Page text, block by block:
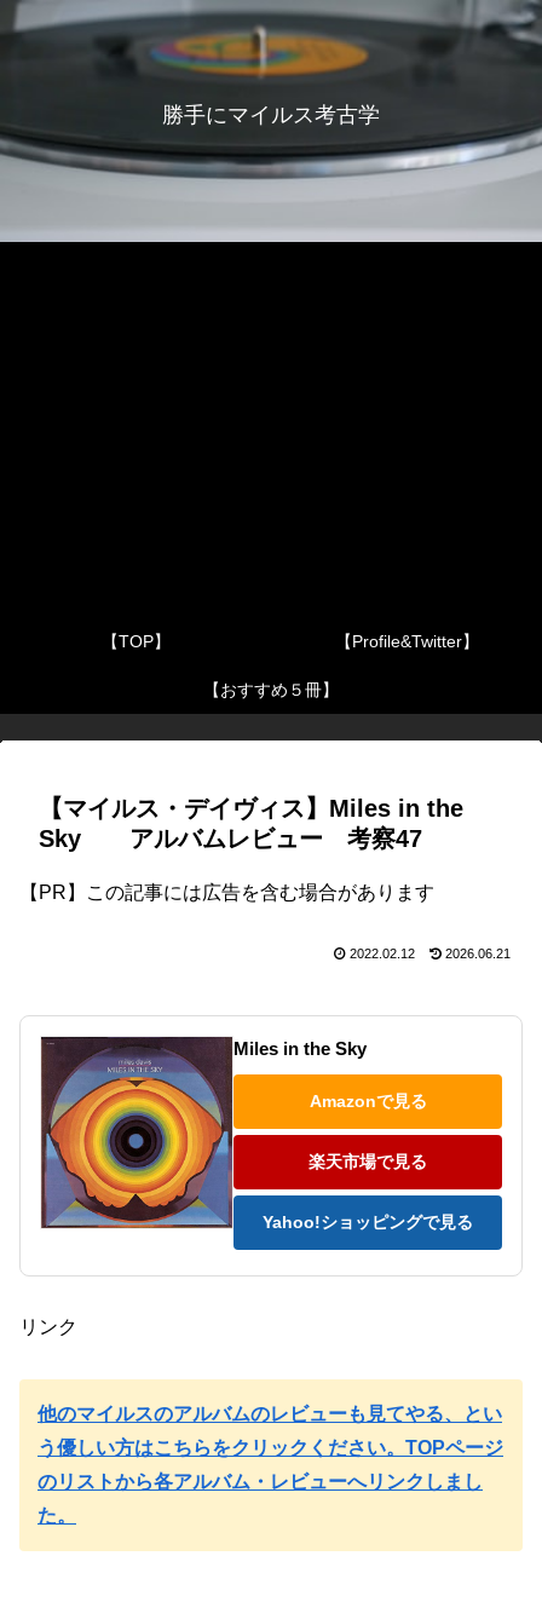
勝手にマイルス考古学
【TOP】 【Profile&Twitter】
【おすすめ５冊】
【マイルス・デイヴィス】Miles in the
Sky アルバムレビュー 考察47
【PR】この記事には広告を含む場合があります
2022.02.12 2026.06.21
Miles in the Sky
Amazonで見る
楽天市場で見る
Yahoo!ショッピングで見る
リンク
他のマイルスのアルバムのレビューも見てやる、とい
う優しい方はこちらをクリックください。TOPページ
のリストから各アルバム・レビューへリンクしまし
た。